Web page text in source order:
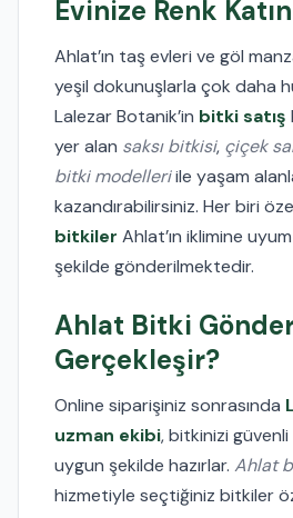
Evinize Renk Katın
Ahlat’ın taş evleri ve göl
yeşil dokunuşlarla çok daha
Lalezar Botanik’in bitki satış
yer alan saksı bitkisi, çiçek
bitki modelleriile yaşam
kazandırabilirsiniz. Her biri
bitkiler Ahlat’ın iklimine
şekilde gönderilmektedir.
Ahlat Bitki
Gerçekleşir?
Online siparişiniz sonrasında
uzman ekibi, bitkinizi güvenli
uygun şekilde hazırlar. Ahlat
hizmetiyle seçtiğiniz bitkiler